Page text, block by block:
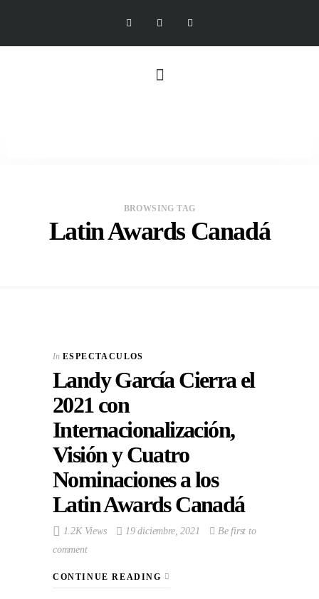
BROWSING TAG
Latin Awards Canadá
In ESPECTACULOS
Landy García Cierra el
2021 con
Internacionalización,
Visión y Cuatro
Nominaciones a los
Latin Awards Canadá
1.2K Views 19 diciembre, 2021
Be first to
comment
CONTINUE READING